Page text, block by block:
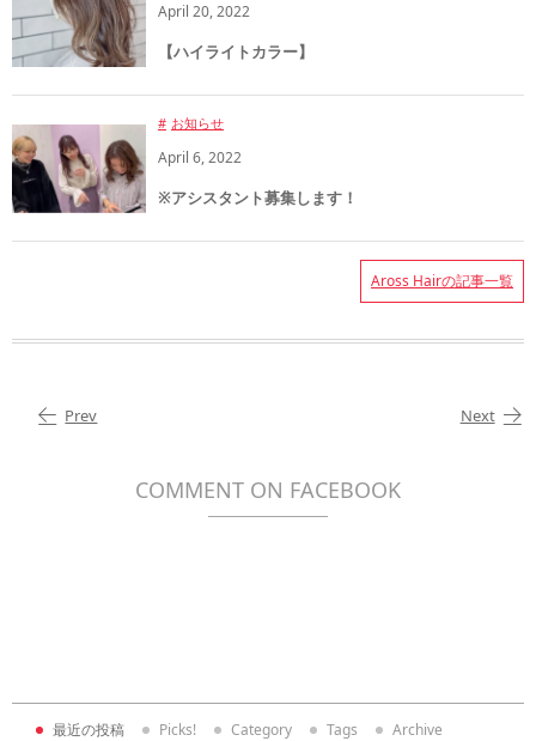
April 20,2022
【ハイライトカラー】
お知らせ
April 6,2022
※アシスタント募集します！
Aross Hairの記事一覧
Prev Next
COMMENT ON FACEBOOK
最近の投稿 Picks! Category Tags Archive